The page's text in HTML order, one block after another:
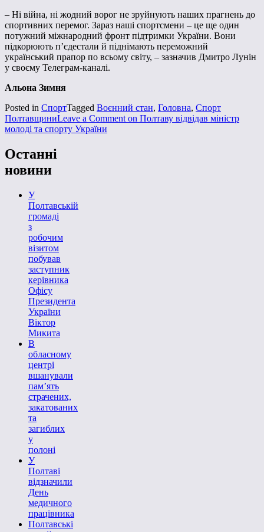
– Ні війна, ні жодний ворог не зруйнують наших прагнень до
спортивних перемог. Зараз наші спортсмени – це ще один
потужний міжнародний фронт підтримки України. Вони
підкорюють пʼєдестали й піднімають переможний
український прапор по всьому світу, – зазначив Дмитро Лунін
у своєму Телеграм-каналі.
Альона Зимня
Posted in СпортTagged Воєнний стан, Головна, Спорт
ПолтавщиниLeave a Comment on Полтаву відвідав міністр
молоді та спорту України
Останні
новини
У
Полтавській
громаді
з
робочим
візитом
побував
заступник
керівника
Офісу
Президента
України
Віктор
Микита
В
обласному
центрі
вшанували
пам’ять
страчених,
закатованих
та
загиблих
у
полоні
У
Полтаві
відзначили
День
медичного
працівника
Полтавські